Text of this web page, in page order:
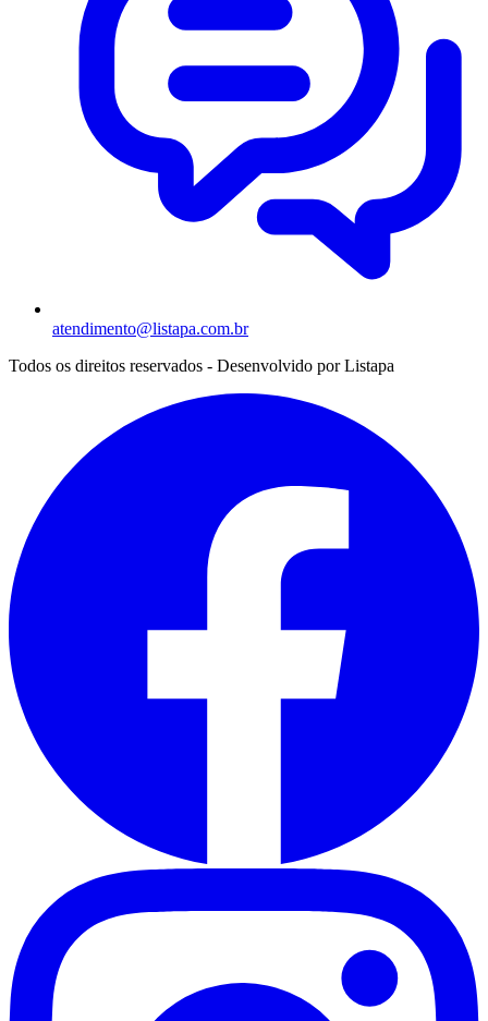
atendimento@listapa.com.br
Todos os direitos reservados - Desenvolvido porListapa